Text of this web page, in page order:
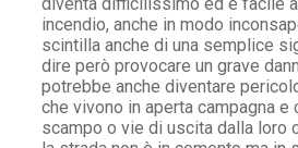
incendio, anche in modo
scintilla anche di una semplice
dire però provocare un grave
potrebbe anche diventare
che vivono in aperta campagna e
scampo o vie di uscita dalla loro